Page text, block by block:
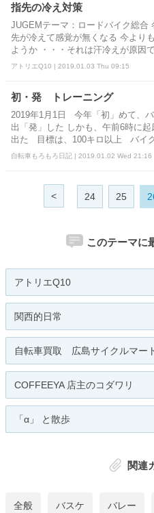
指先の冷え対策
JUGEMテーマ：ロードバイク総合
先が冷えて感覚が無くなる 今より
ようか ・・・それは汗冷えが原因
アトリエQ10 | 2019.01.03 Thu 09:15
初・発 トレーニング
2019年1月1日 今年「初」めて、
出「発」した しかも、午前6時に
出た 目標は、100キロ以上 バイク
自転車もろもろ日記 | 2019.01.02 Wed 21:16
< 24 25
このテーマに
アトリエQ10
関西的日常
自転車買取 広島サイクルマー
COFFEEYA 店主のコダワリ
「α」 と散歩
関連
全般 バスケ バレー